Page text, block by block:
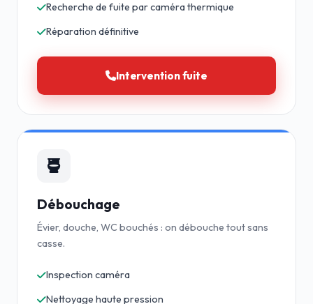
Recherche de fuite par caméra thermique
Réparation définitive
Intervention fuite
Débouchage
Évier, douche, WC bouchés : on débouche tout sans
casse.
Inspection caméra
Nettoyage haute pression